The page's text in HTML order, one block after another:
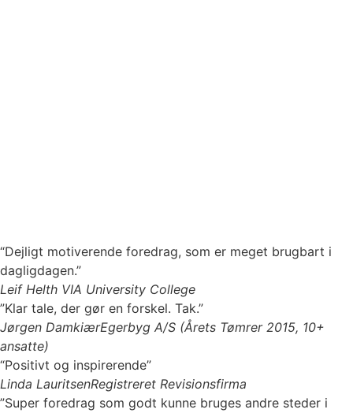
“Dejligt motiverende foredrag, som er meget brugbart i
dagligdagen.”
Leif Helth VIA University College
”Klar tale, der gør en forskel. Tak.”
Jørgen DamkiærEgerbyg A/S (Årets Tømrer 2015, 10+
ansatte)
“Positivt og inspirerende”
Linda LauritsenRegistreret Revisionsfirma
”Super foredrag som godt kunne bruges andre steder i